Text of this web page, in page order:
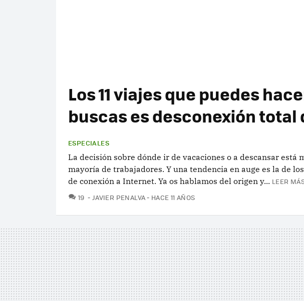
Los 11 viajes que puedes
buscas es desconexión
ESPECIALES
La decisión sobre dónde ir de vacaciones o a descansar está
mayoría de trabajadores. Y una tendencia en auge es la de
de conexión a Internet. Ya os hablamos del origen y... LEER
19 COMENTARIOS
JAVIER PENALVA HACE 11 AÑOS